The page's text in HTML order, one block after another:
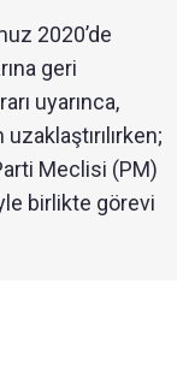
2020’de
geri
uyarınca,
Meclisi (PM)
birlikte görevi